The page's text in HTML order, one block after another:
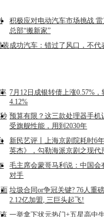
积极应对电动汽车市场挑战
总部“搬新家”
装成功汽车：错过了风口，不代
7月12日成银转债上涨0.57%
4.12%
预算有限？这三款处理器手机
受旗舰性能，用到2030年
新民艺评丨上海京剧院耗时6
英杰》，勾勒海派京剧之现代
毛主席会蒙哥马利说：中国会
对手
垃圾合同or争冠关键? 76人重
2.12亿加盟, 三巨头起飞!
一举拿下状元热门+五星高中